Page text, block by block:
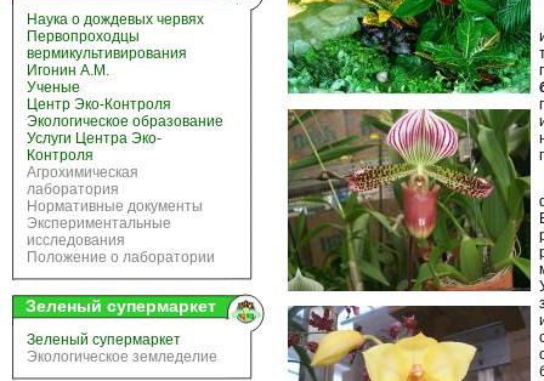
Наука о дождевых червях
Первопроходцы
вермикультивирования
Игонин А.М.
Ученые
Центр Эко-Контроля
Экологическое образование
Услуги Центра Эко-
Контроля
Агрохимическая
лаборатория
Нормативные документы
Экспериментальные
исследования
Положение о лаборатории
Зеленый супермаркет
Зеленый супермаркет
Экологическое земледелие